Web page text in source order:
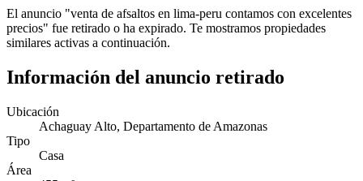
El anuncio "venta de afsaltos en lima-peru contamos con excelentes
precios" fue retirado o ha expirado. Te mostramos propiedades
similares activas a continuación.
Información del anuncio retirado
Ubicación
Achaguay Alto, Departamento de Amazonas
Tipo
Casa
Área